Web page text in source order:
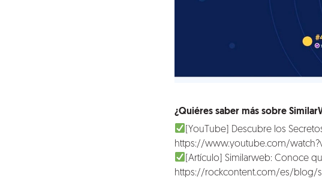
¿Quiéres saber más sobre
[YouTube] Descubre los
https://www.youtube.com/
[Artículo] Similarweb: Conoce
https://rockcontent.com/es/blog/